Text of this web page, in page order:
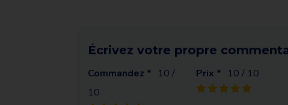
Écrivez votre propre
Commandez * 10 /
10
Prix * 10 / 10